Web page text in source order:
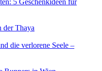
5 Geschenkideen für
der Thaya
die verlorene Seele –